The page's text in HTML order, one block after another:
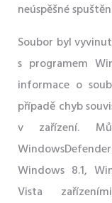
neúspěšné
Soubor byl
s ​​programem
informace o
případě chyb
v zařízení.
Windows 8.1,
Vista